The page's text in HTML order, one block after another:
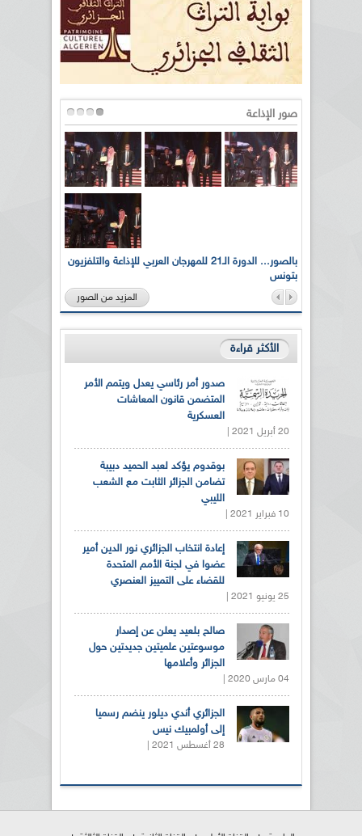
صور الإذاعة
بالصور... الدورة الـ21 للمهرجان العربي للإذاعة والتلفزيون
بتونس
المزيد من الصور
الأكثر قراءة
صدور أمر رئاسي يعدل ويتمم الأمر
المتضمن قانون المعاشات
العسكرية
20 أبريل 2021 |
بوقدوم يؤكد لعبد الحميد دبيبة
تضامن الجزائر الثابت مع الشعب
الليبي
10 فبراير 2021 |
إعادة انتخاب الجزائري نور الدين أمير
عضوا في لجنة الأمم المتحدة
للقضاء على التمييز العنصري
25 يونيو 2021 |
صالح بلعيد يعلن عن إصدار
موسوعتين علميتين جديدتين حول
الجزائر وأعلامها
04 مارس 2020 |
الجزائري أندي ديلور ينضم رسميا
إلى أولمبيك نيس
28 أغسطس 2021 |